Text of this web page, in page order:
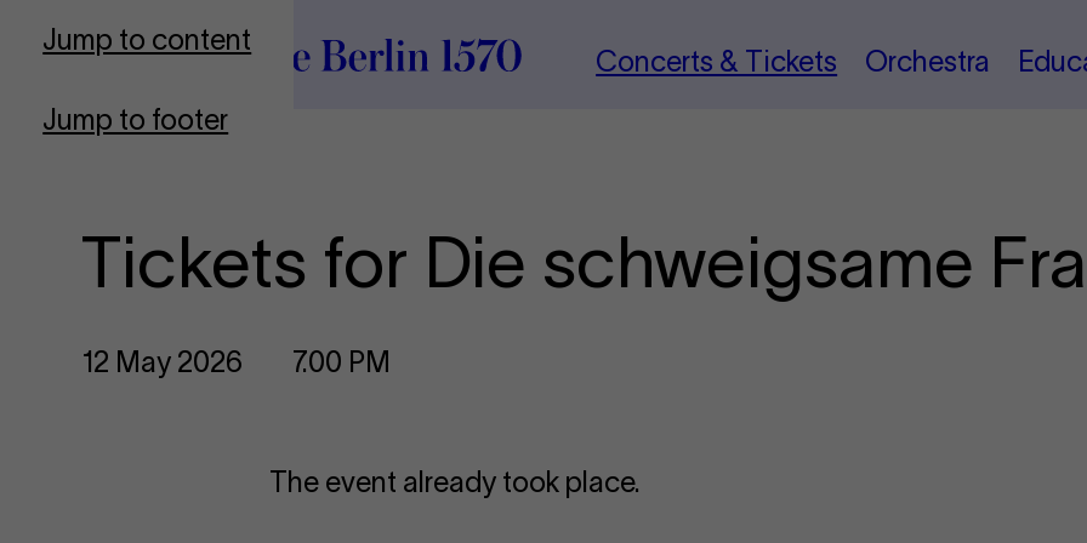
Jump to content
Jump to footer
To Frontpage
Concerts & Tickets Orchestra
Tickets for Die schweigsame
12 May 2026 7.00 PM
The event already took place.